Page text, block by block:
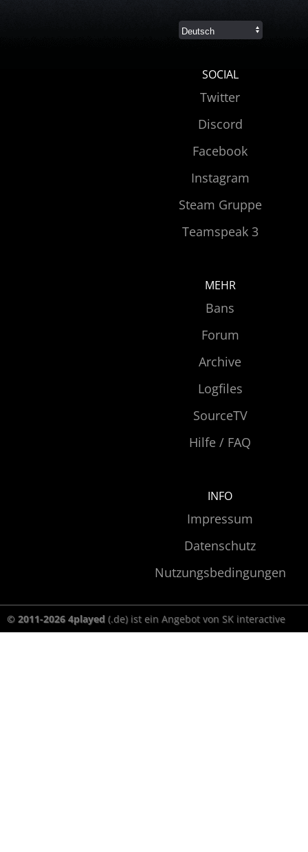
SOCIAL
Twitter
Discord
Facebook
Instagram
Steam Gruppe
Teamspeak 3
MEHR
Bans
Forum
Archive
Logfiles
SourceTV
Hilfe / FAQ
INFO
Impressum
Datenschutz
Nutzungsbedingungen
© 2011-2026 4played (.de) ist ein Angebot von SK interactive